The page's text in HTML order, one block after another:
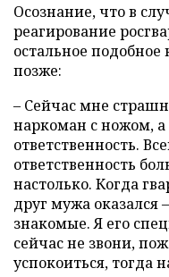
Осознание, что в
реагирование
остальное
позже:
– Сейчас мне
наркоман с ножом,
ответственность.
ответственность
настолько. Когда
друг мужа оказался
знакомые. Я его
сейчас не звони,
успокоиться, тогда